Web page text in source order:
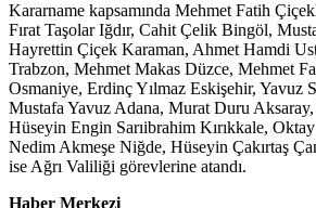
Kararname kapsamında Mehmet Fatih
Fırat Taşolar Iğdır, Cahit Çelik Bingöl,
Hayrettin Çiçek Karaman, Ahmet Hamdi
Trabzon, Mehmet Makas Düzce, Mehmet
Osmaniye, Erdinç Yılmaz Eskişehir, Yavuz
Mustafa Yavuz Adana, Murat Duru
Hüseyin Engin Sarıibrahim Kırıkkale,
Nedim Akmeşe Niğde, Hüseyin Çakırtaş
ise Ağrı Valiliği görevlerine atandı.
Haber Merkezi